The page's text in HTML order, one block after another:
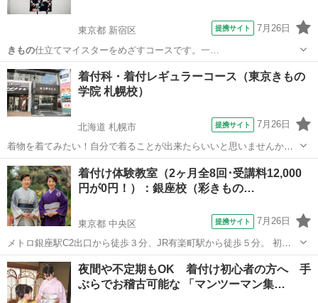
東京都 新宿区 提携サイト 7月26日
きもの仕立てマイスターをめざすコースです。一…
東京 新宿区 その他
着付科・着付レギュラーコース（東京きもの
学院 札幌校）
北海道 札幌市 提携サイト 7月26日
着物を着てみたい！自分で着ることが出来たらいいと思いませんか？
気軽に、簡単に、手早く、苦しくなく、美しい着付が出来れば 申し分
ありませんよね。 着付レギュラーコースはそんな着物上手を目指す皆
さんの為の楽しく学べるコースです...
北海道 札幌市 着付け
着付け体験教室（2ヶ月全8回･受講料12,000
円が0円！）：銀座校（彩きもの…
東京都 中央区 提携サイト 7月26日
メトロ銀座駅C2出口から徒歩３分、JR有楽町駅から徒歩５分。 初心
者のための受講料12,000円→0円の着付体験教室（2ヶ月全8回） 先着5
名様に無料受講券プレゼント！ ＜募集日程＞ ・2026年 9月24日（木）
・2...
東京 中央区 着付け
夜間や不定期もOK 着付け初心者の方へ 手
ぶらでお稽古可能な 「マンツーマン集…